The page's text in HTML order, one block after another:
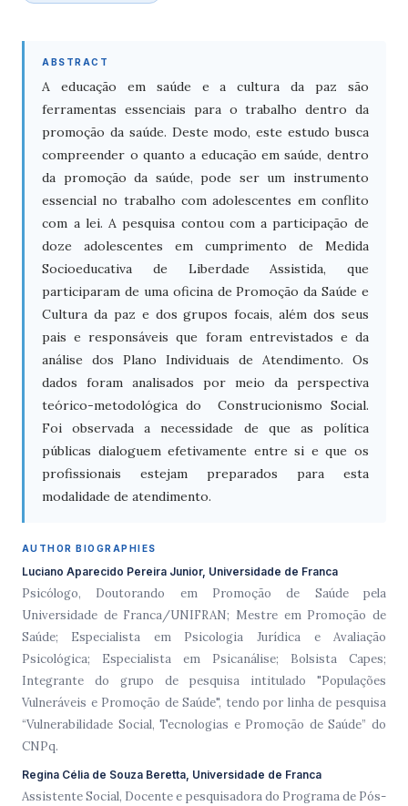
ABSTRACT
A educação em saúde e a cultura da paz são
ferramentas essenciais para o trabalho dentro da
promoção da saúde. Deste modo, este estudo busca
compreender o quanto a educação em saúde, dentro
da promoção da saúde, pode ser um instrumento
essencial no trabalho com adolescentes em conflito
com a lei. A pesquisa contou com a participação de
doze adolescentes em cumprimento de Medida
Socioeducativa de Liberdade Assistida, que
participaram de uma oficina de Promoção da Saúde e
Cultura da paz e dos grupos focais, além dos seus
pais e responsáveis que foram entrevistados e da
análise dos Plano Individuais de Atendimento. Os
dados foram analisados por meio da perspectiva
teórico-metodológica do Construcionismo Social.
Foi observada a necessidade de que as política
públicas dialoguem efetivamente entre si e que os
profissionais estejam preparados para esta
modalidade de atendimento.
AUTHOR BIOGRAPHIES
Luciano Aparecido Pereira Junior, Universidade de Franca
Psicólogo, Doutorando em Promoção de Saúde pela
Universidade de Franca/UNIFRAN; Mestre em Promoção de
Saúde; Especialista em Psicologia Jurídica e Avaliação
Psicológica; Especialista em Psicanálise; Bolsista Capes;
Integrante do grupo de pesquisa intitulado "Populações
Vulneráveis e Promoção de Saúde", tendo por linha de pesquisa
“Vulnerabilidade Social, Tecnologias e Promoção de Saúde” do
CNPq.
Regina Célia de Souza Beretta, Universidade de Franca
Assistente Social, Docente e pesquisadora do Programa de Pós-